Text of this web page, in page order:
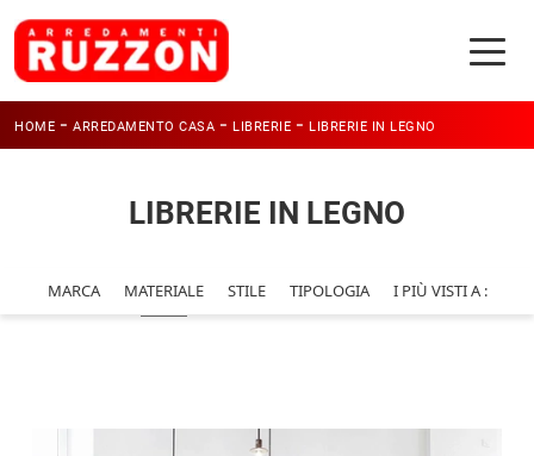
HOME - ARREDAMENTO CASA - LIBRERIE - LIBRERIE IN LEGNO
LIBRERIE IN LEGNO
MARCA MATERIALE STILE TIPOLOGIA I PIÙ VISTI A :